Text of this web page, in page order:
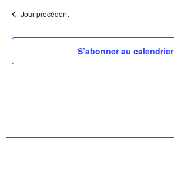
Jour précédent
S’abonner au calendrier